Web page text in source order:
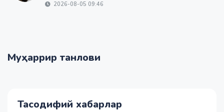
2026-08-05 09:46
Муҳаррир танлови
Тасодифий хабарлар